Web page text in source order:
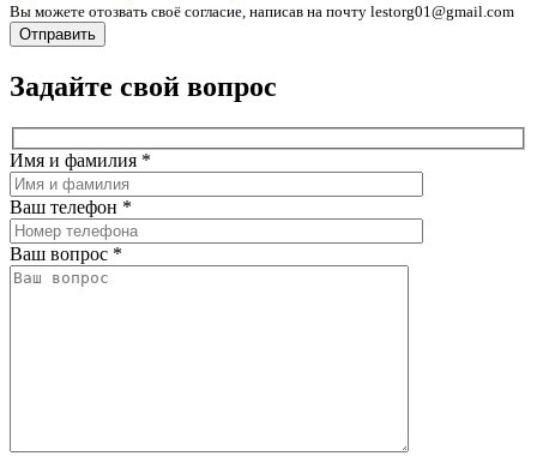
Вы можете отозвать своё согласие, написав на почту lestorg01@gmail.com
Задайте свой вопрос
Имя и фамилия *
Ваш телефон *
Ваш вопрос *